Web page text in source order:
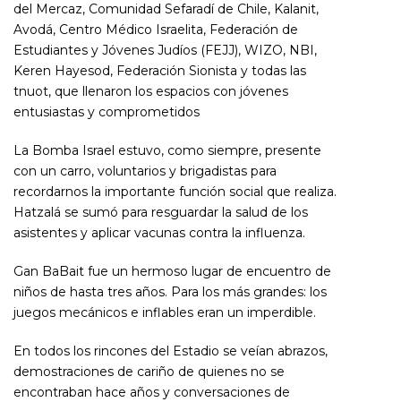
del Mercaz, Comunidad Sefaradí de Chile, Kalanit,
Avodá, Centro Médico Israelita, Federación de
Estudiantes y Jóvenes Judíos (FEJJ), WIZO, NBI,
Keren Hayesod, Federación Sionista y todas las
tnuot, que llenaron los espacios con jóvenes
entusiastas y comprometidos
La Bomba Israel estuvo, como siempre, presente
con un carro, voluntarios y brigadistas para
recordarnos la importante función social que realiza.
Hatzalá se sumó para resguardar la salud de los
asistentes y aplicar vacunas contra la influenza.
Gan BaBait fue un hermoso lugar de encuentro de
niños de hasta tres años. Para los más grandes: los
juegos mecánicos e inflables eran un imperdible.
En todos los rincones del Estadio se veían abrazos,
demostraciones de cariño de quienes no se
encontraban hace años y conversaciones de